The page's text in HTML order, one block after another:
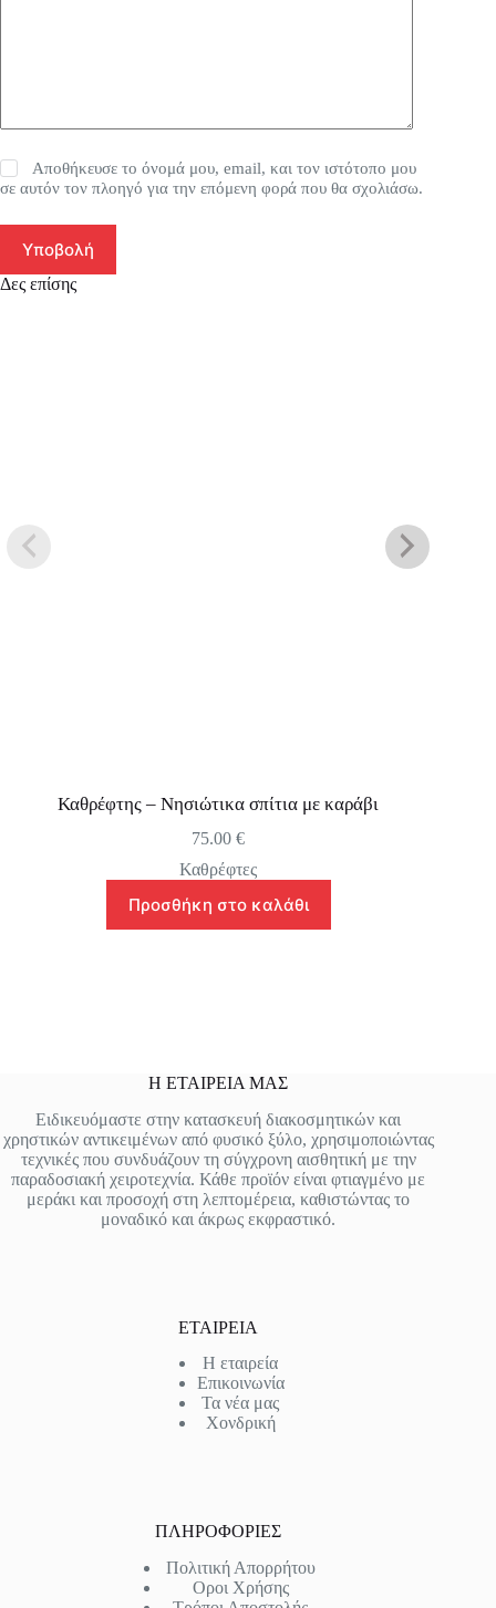
Αποθήκευσε το όνομά μου, email, και τον ιστότοπο μου
σε αυτόν τον πλοηγό για την επόμενη φορά που θα σχολιάσω.
Υποβολή
Δες επίσης
Καθρέφτης – Νησιώτικα σπίτια με καράβι
75.00€
Καθρέφτες
Προσθήκη στο καλάθι
Η ΕΤΑΙΡΕΙΑ ΜΑΣ
Ειδικευόμαστε στην κατασκευή διακοσμητικών και
χρηστικών αντικειμένων από φυσικό ξύλο, χρησιμοποιώντας
τεχνικές που συνδυάζουν τη σύγχρονη αισθητική με την
παραδοσιακή χειροτεχνία. Κάθε προϊόν είναι φτιαγμένο με
μεράκι και προσοχή στη λεπτομέρεια, καθιστώντας το
μοναδικό και άκρως εκφραστικό.
ΕΤΑΙΡΕΙΑ
Η εταιρεία
Επικοινωνία
Τα νέα μας
Χονδρική
ΠΛΗΡΟΦΟΡΙΕΣ
Πολιτική Απορρήτου
Οροι Χρήσης